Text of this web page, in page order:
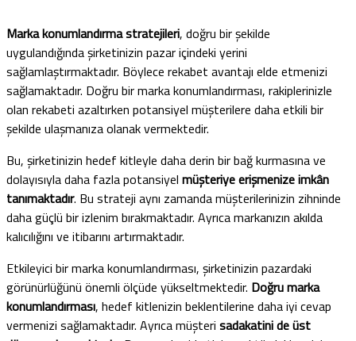
Marka konumlandırma stratejileri, doğru bir şekilde
uygulandığında şirketinizin pazar içindeki yerini
sağlamlaştırmaktadır. Böylece rekabet avantajı elde etmenizi
sağlamaktadır. Doğru bir marka konumlandırması, rakiplerinizle
olan rekabeti azaltırken potansiyel müşterilere daha etkili bir
şekilde ulaşmanıza olanak vermektedir.
Bu, şirketinizin hedef kitleyle daha derin bir bağ kurmasına ve
dolayısıyla daha fazla potansiyel müşteriye erişmenizeimkân
tanımaktadır. Bu strateji aynı zamanda müşterilerinizin zihninde
daha güçlü bir izlenim bırakmaktadır. Ayrıca markanızın akılda
kalıcılığını ve itibarını artırmaktadır.
Etkileyici bir marka konumlandırması, şirketinizin pazardaki
görünürlüğünü önemli ölçüde yükseltmektedir. Doğru marka
konumlandırması, hedef kitlenizin beklentilerine daha iyi cevap
vermenizi sağlamaktadır. Ayrıca müşteri sadakatini de üst